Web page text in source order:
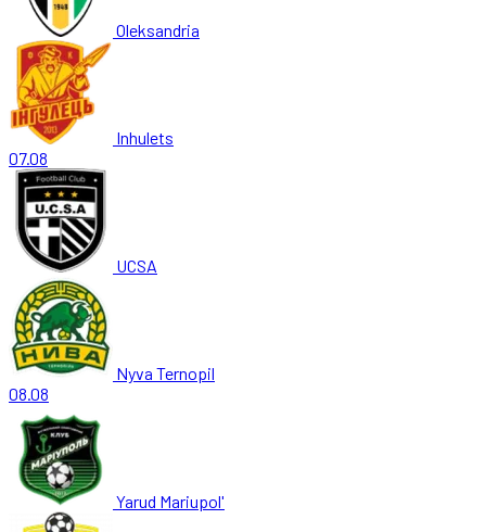
Oleksandria
Inhulets
07.08
UCSA
Nyva Ternopil
08.08
Yarud Mariupol'